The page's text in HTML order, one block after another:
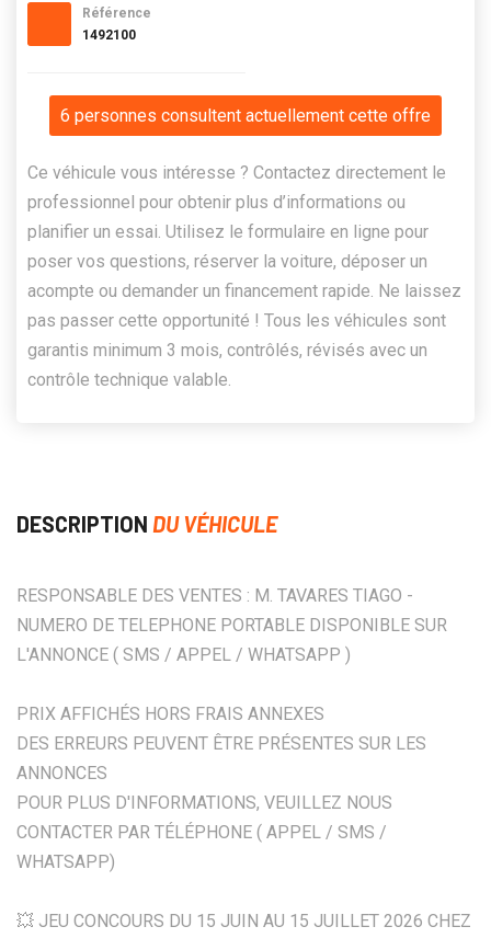
Référence
1492100
6 personnes consultent actuellement cette offre
Ce véhicule vous intéresse ? Contactez directement le
professionnel pour obtenir plus d’informations ou
planifier un essai. Utilisez le formulaire en ligne pour
poser vos questions, réserver la voiture, déposer un
acompte ou demander un financement rapide. Ne laissez
pas passer cette opportunité ! Tous les véhicules sont
garantis minimum 3 mois, contrôlés, révisés avec un
contrôle technique valable.
DESCRIPTION DU VÉHICULE
RESPONSABLE DES VENTES : M. TAVARES TIAGO -
NUMERO DE TELEPHONE PORTABLE DISPONIBLE SUR
L'ANNONCE ( SMS / APPEL / WHATSAPP )
PRIX AFFICHÉS HORS FRAIS ANNEXES
DES ERREURS PEUVENT ÊTRE PRÉSENTES SUR LES
ANNONCES
POUR PLUS D'INFORMATIONS, VEUILLEZ NOUS
CONTACTER PAR TÉLÉPHONE ( APPEL / SMS /
WHATSAPP)
💥 JEU CONCOURS DU 15 JUIN AU 15 JUILLET 2026 CHEZ